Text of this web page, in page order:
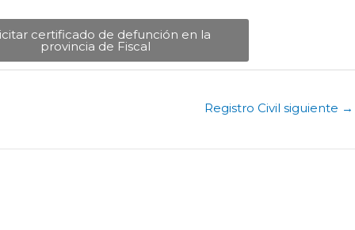
certificado de defunción en la
provincia de Fiscal​
Registro Civil siguiente →